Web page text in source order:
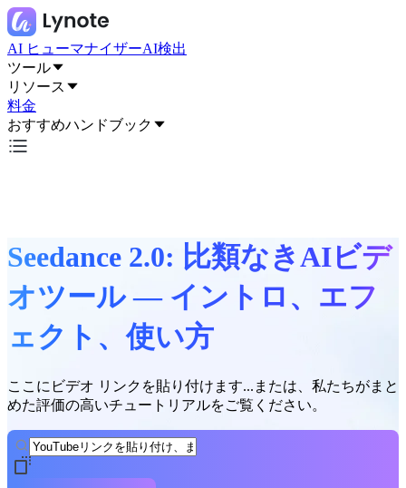
AI ヒューマナイザーAI検出
ツール
リソース
料金
おすすめハンドブック
Seedance 2.0: 比類なきAIビデ
オツール — イントロ、エフ
ェクト、使い方
ここにビデオ リンクを貼り付けます...または、私たちがまと
めた評価の高いチュートリアルをご覧ください。